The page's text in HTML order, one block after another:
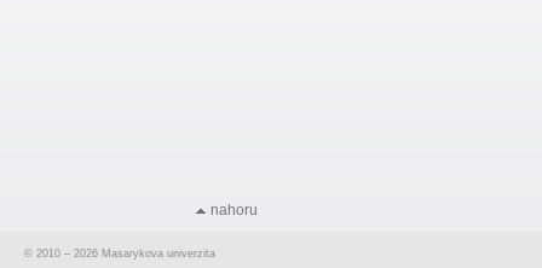
nahoru
© 2010 – 2026 Masarykova univerzita